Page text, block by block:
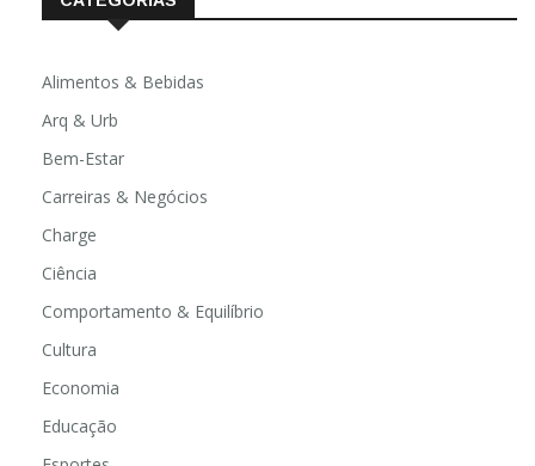
Alimentos & Bebidas
Arq & Urb
Bem-Estar
Carreiras & Negócios
Charge
Ciência
Comportamento & Equilíbrio
Cultura
Economia
Educação